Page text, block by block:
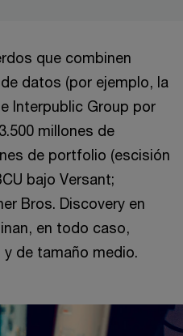
que combinen
datos (por ejemplo, la
Interpublic Group por
millones de
de portfolio (escisión
bajo Versant;
Bros. Discovery en
en todo caso,
de tamaño medio.